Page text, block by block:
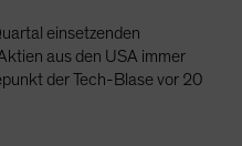
einsetzenden
aus den USA immer
der Tech-Blase vor 20